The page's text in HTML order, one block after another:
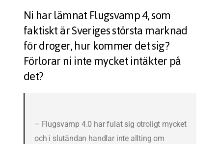
Ni har lämnat Flugsvamp 4, som
faktiskt är Sveriges största marknad
för droger, hur kommer det sig?
Förlorar ni inte mycket intäkter på
det?
– Flugsvamp 4.0 har fulat sig otroligt mycket
och i slutändan handlar inte allting om